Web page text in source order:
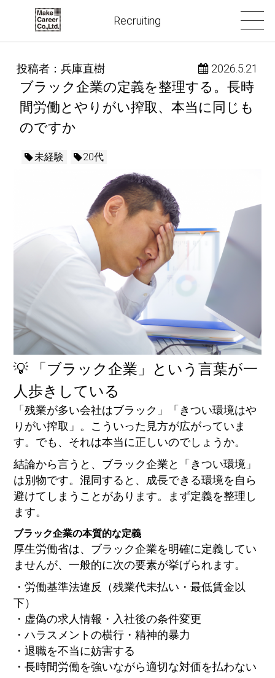
Recruiting
投稿者：兵庫直樹 2026.5.21
ブラック企業の定義を整理する。長時
間労働とやりがい搾取、本当に同じも
のですか
未経験 20代
💡 「ブラック企業」という言葉が一
人歩きしている
「残業が多い会社はブラック」「きつい環境はや
りがい搾取」。こういった見方が広がっていま
す。でも、それは本当に正しいのでしょうか。
結論から言うと、ブラック企業と「きつい環境」
は別物です。混同すると、成長できる環境を自ら
避けてしまうことがあります。まず定義を整理し
ます。
ブラック企業の本質的な定義
厚生労働省は、ブラック企業を明確に定義してい
ませんが、一般的に次の要素が挙げられます。
・労働基準法違反（残業代未払い・最低賃金以
下）
・虚偽の求人情報・入社後の条件変更
・ハラスメントの横行・精神的暴力
・退職を不当に妨害する
・長時間労働を強いながら適切な対価を払わない